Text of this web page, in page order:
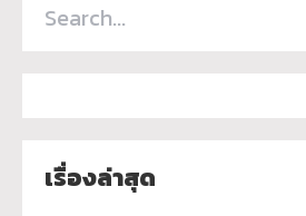
เรื่องล่าสุด